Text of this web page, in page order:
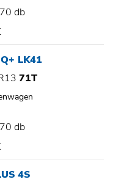
70 db
LK41
71T
70 db
4S